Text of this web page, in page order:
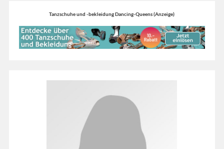
Tanzschuhe und -bekleidung Dancing-Queens (Anzeige)